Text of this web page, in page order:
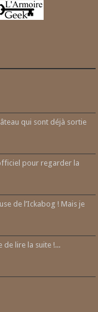
qui sont déjà sortie
pour regarder la
de l’Ickabog ! Mais je
de lire la suite !...